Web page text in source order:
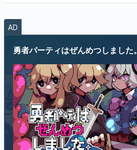
AD
勇者パーティはぜんめつしました。